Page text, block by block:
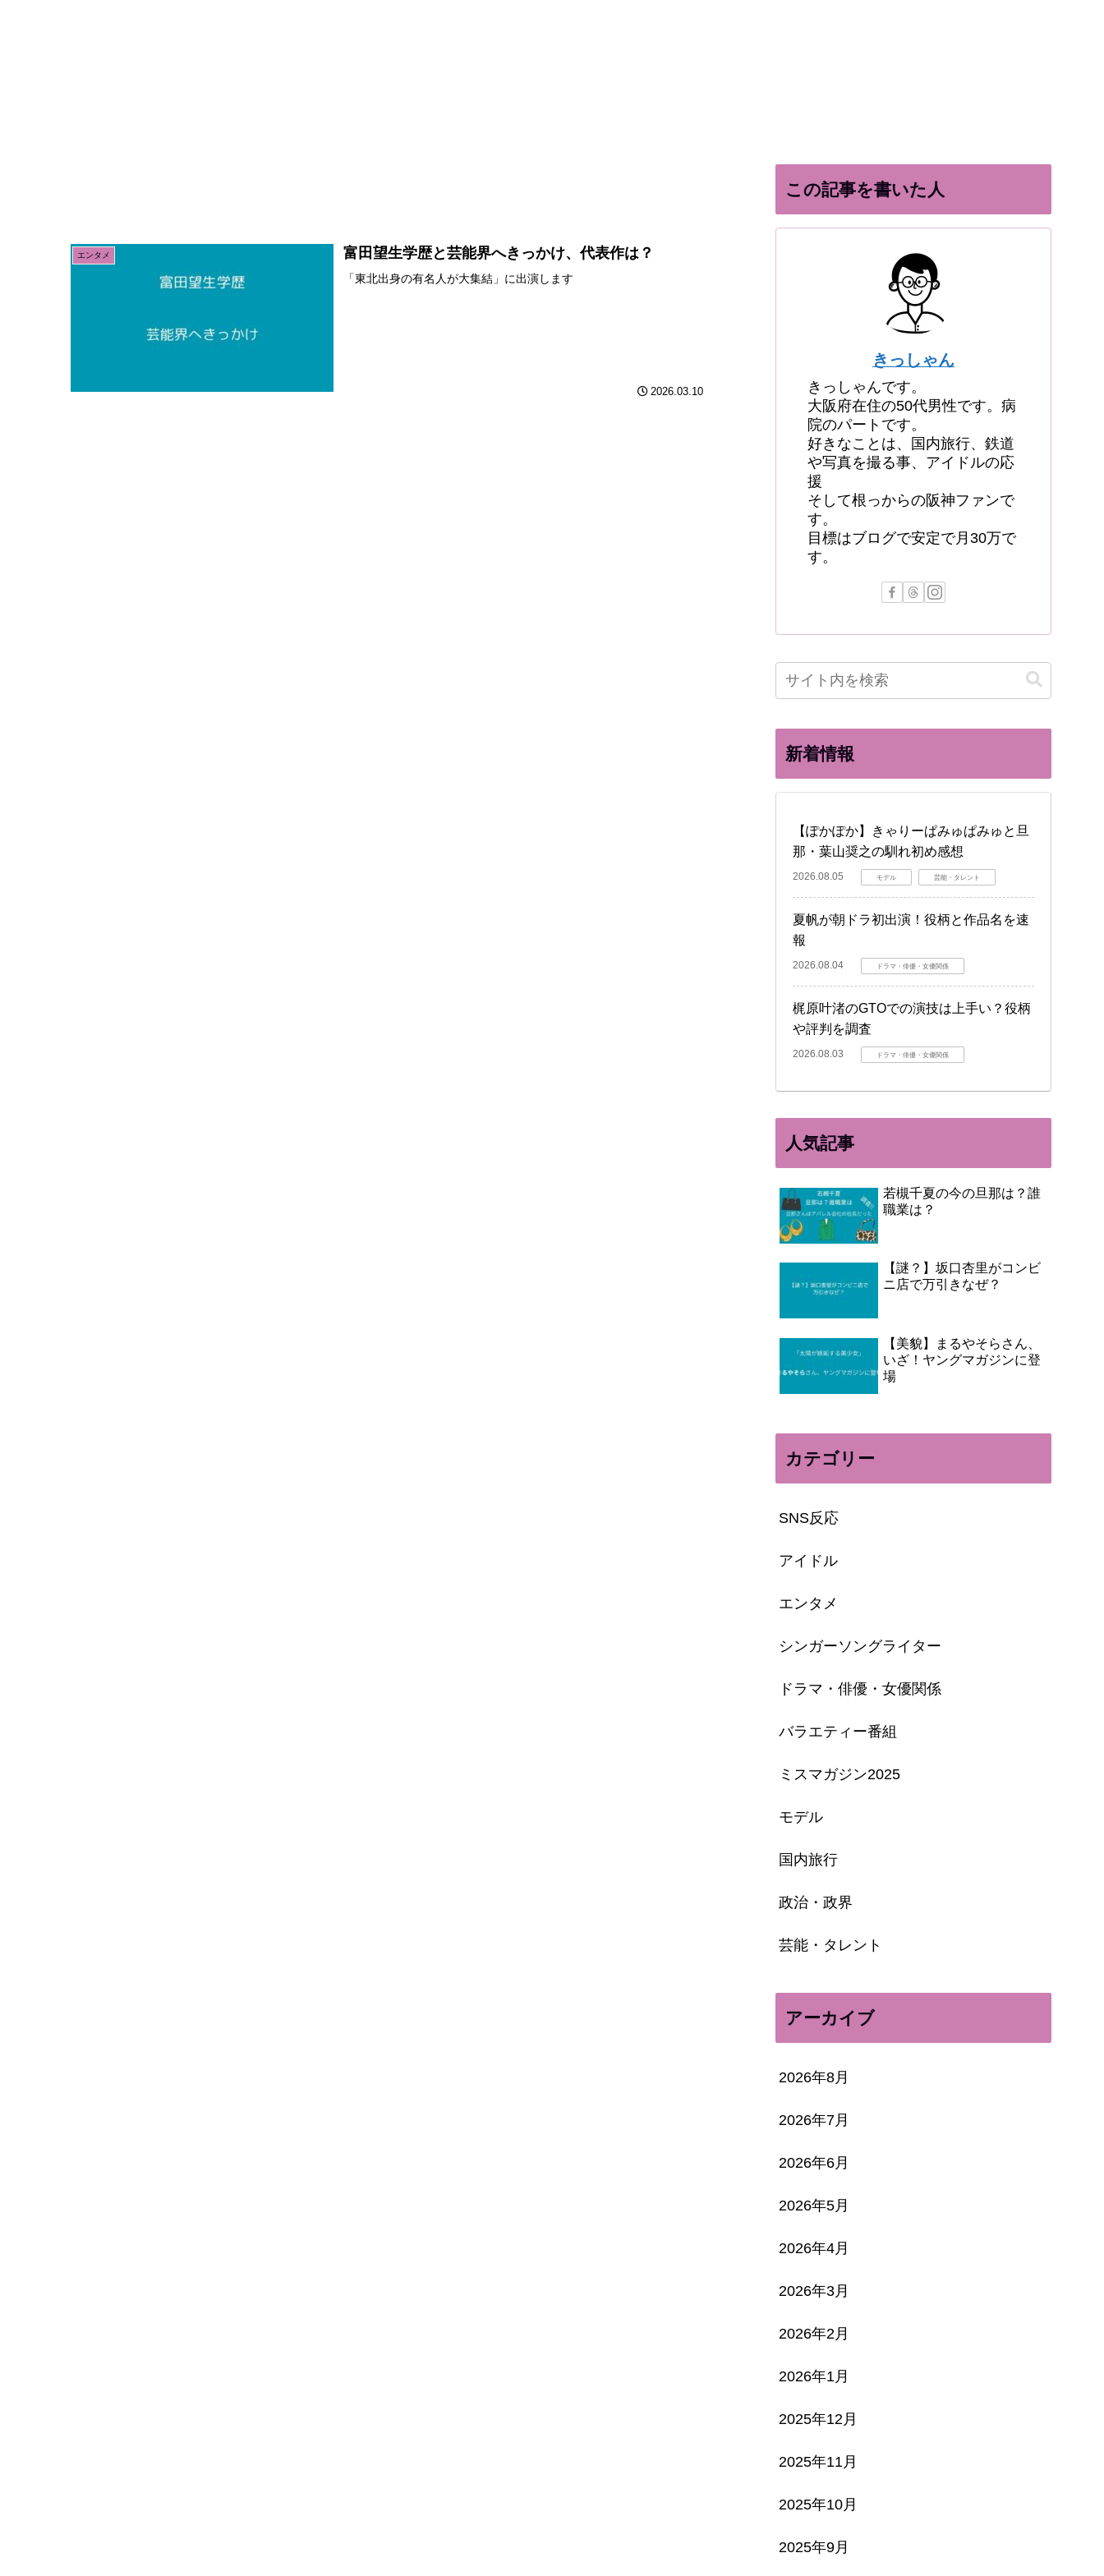
エンタメ 富田望生学歴と芸能界へきっかけ、代表作は？
「東北出身の有名人が大集結」に出演します
2026.03.10
この記事を書いた人
きっしゃん
きっしゃんです。
大阪府在住の50代男性です。病
院のパートです。
好きなことは、国内旅行、鉄道
や写真を撮る事、アイドルの応
援
そして根っからの阪神ファンで
す。
目標はブログで安定で月30万で
す。
新着情報
【ぽかぽか】きゃりーぱみゅぱみゅと旦
那・葉山奨之の馴れ初め感想
2026.08.05 モデル 芸能・タレント
夏帆が朝ドラ初出演！役柄と作品名を速
報
2026.08.04 ドラマ・俳優・女優関係
梶原叶渚のGTOでの演技は上手い？役柄
や評判を調査
2026.08.03 ドラマ・俳優・女優関係
人気記事
若槻千夏の今の旦那は？誰
職業は？
【謎？】坂口杏里がコンビ
ニ店で万引きなぜ？
【美貌】まるやそらさん、
いざ！ヤングマガジンに登
場
カテゴリー
SNS反応
アイドル
エンタメ
シンガーソングライター
ドラマ・俳優・女優関係
バラエティー番組
ミスマガジン2025
モデル
国内旅行
政治・政界
芸能・タレント
アーカイブ
2026年8月
2026年7月
2026年6月
2026年5月
2026年4月
2026年3月
2026年2月
2026年1月
2025年12月
2025年11月
2025年10月
2025年9月